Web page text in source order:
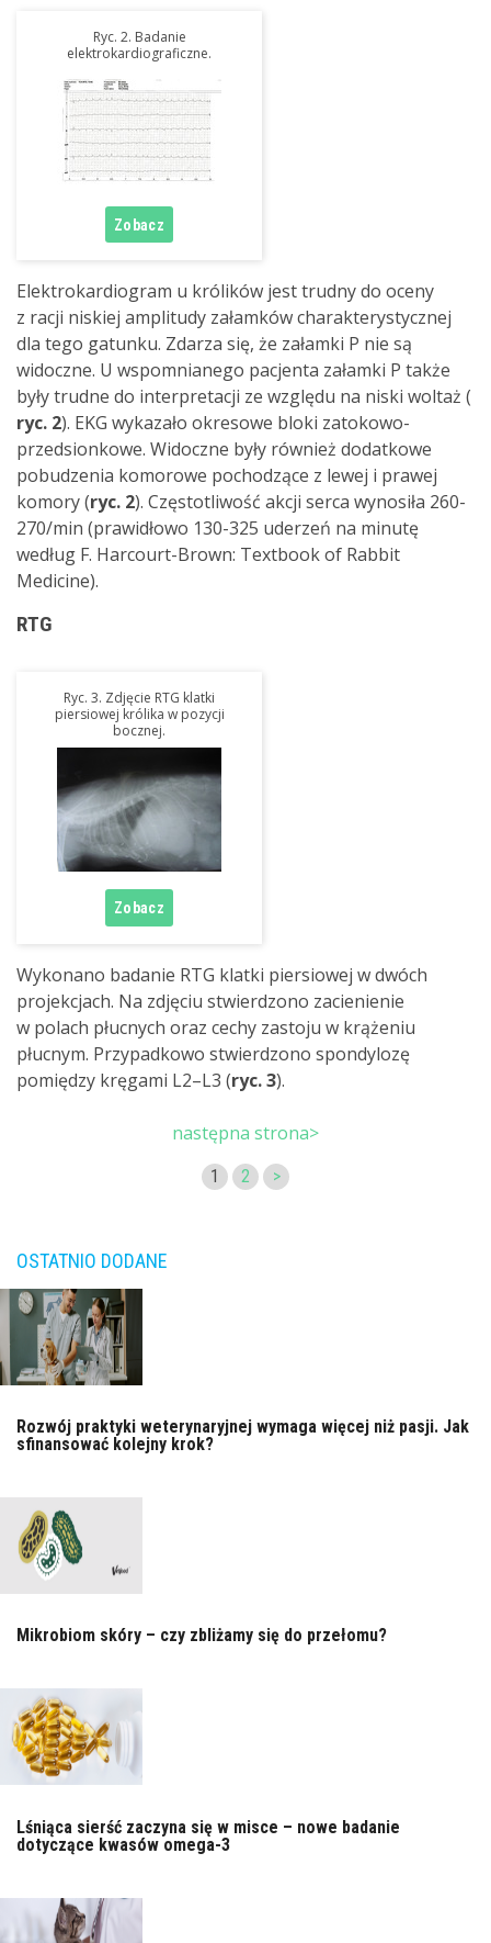
Ryc. 2. Badanie
elektrokardiograficzne.
Elektrokardiogram u królików jest trudny do oceny
z racji niskiej amplitudy załamków charakterystycznej
dla tego gatunku. Zdarza się, że załamki P nie są
widoczne. U wspomnianego pacjenta załamki P także
były trudne do interpretacji ze względu na niski woltaż (
ryc. 2). EKG wykazało okresowe bloki zatokowo-
przedsionkowe. Widoczne były również dodatkowe
pobudzenia komorowe pochodzące z lewej i prawej
komory (ryc. 2). Częstotliwość akcji serca wynosiła 260-
270/min (prawidłowo 130-325 uderzeń na minutę
według F. Harcourt-Brown: Textbook of Rabbit
Medicine).
RTG
Ryc. 3. Zdjęcie RTG klatki
piersiowej królika w pozycji
bocznej.
Wykonano badanie RTG klatki piersiowej w dwóch
projekcjach. Na zdjęciu stwierdzono zacienienie
w polach płucnych oraz cechy zastoju w krążeniu
płucnym. Przypadkowo stwierdzono spondylozę
pomiędzy kręgami L2–L3 (ryc. 3).
następna strona>
1 2 >
OSTATNIO DODANE
Rozwój praktyki weterynaryjnej wymaga więcej niż pasji. Jak
sfinansować kolejny krok?
Mikrobiom skóry – czy zbliżamy się do przełomu?
Lśniąca sierść zaczyna się w misce – nowe badanie
dotyczące kwasów omega-3